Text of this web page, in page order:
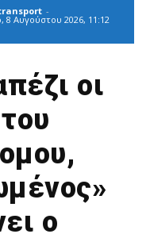
-
8 Αυγούστου 2026, 11:12
οι
ο